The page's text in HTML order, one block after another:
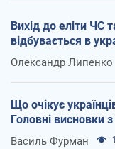
Вихід до еліти ЧС
відбувається в
Олександр Липенко
Що очікує
Головні висновки
Василь Фурман